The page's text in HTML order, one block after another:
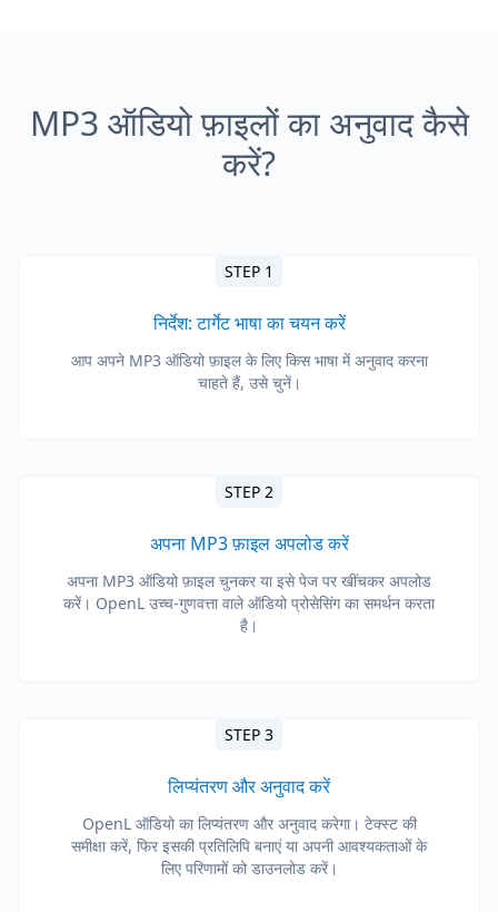
MP3 ऑडियो फ़ाइलों का अनुवाद कैसे
करें?
STEP 1
निर्देश: टार्गेट भाषा का चयन करें
आप अपने MP3 ऑडियो फ़ाइल के लिए किस भाषा में अनुवाद करना
चाहते हैं, उसे चुनें।
STEP 2
अपना MP3 फ़ाइल अपलोड करें
अपना MP3 ऑडियो फ़ाइल चुनकर या इसे पेज पर खींचकर अपलोड
करें। OpenL उच्च-गुणवत्ता वाले ऑडियो प्रोसेसिंग का समर्थन करता
है।
STEP 3
लिप्यंतरण और अनुवाद करें
OpenL ऑडियो का लिप्यंतरण और अनुवाद करेगा। टेक्स्ट की
समीक्षा करें, फिर इसकी प्रतिलिपि बनाएं या अपनी आवश्यकताओं के
लिए परिणामों को डाउनलोड करें।